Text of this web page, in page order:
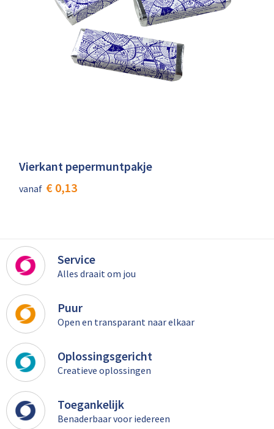
Vierkant pepermuntpakje
vanaf € 0,13
Service
Alles draait om jou
Puur
Open en transparant naar elkaar
Oplossingsgericht
Creatieve oplossingen
Toegankelijk
Benaderbaar voor iedereen